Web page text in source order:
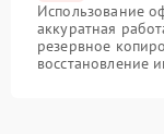
Использование
аккуратная
резервное
восстановление